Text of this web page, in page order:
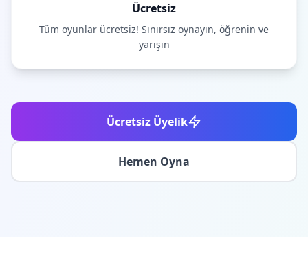
Ücretsiz
Tüm oyunlar ücretsiz! Sınırsız oynayın, öğrenin ve
yarışın
Ücretsiz Üyelik
Hemen Oyna